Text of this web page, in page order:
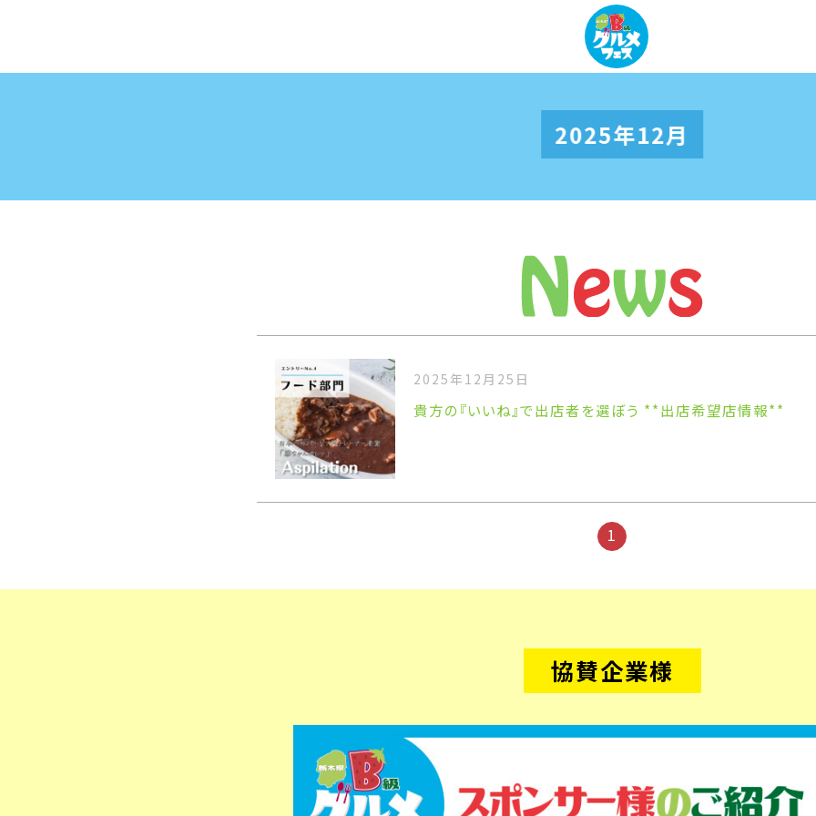
2025年12月
2025年12月25日
貴方の『いいね』で出店者を選ぼう **出店希望店情報**
1
協賛企業様